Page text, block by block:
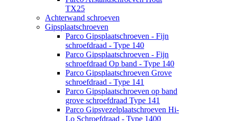
TX25
Achterwand schroeven
Gipsplaatschroeven
Parco Gipsplaatschroeven - Fijn
schroefdraad - Type 140
Parco Gipsplaatschroeven - Fijn
schroefdraad Op band - Type 140
Parco Gipsplaatschroeven Grove
schroefdraad - Type 141
Parco Gipsplaatschroeven op band
grove schroefdraad Type 141
Parco Gipsvezelplaatschroeven Hi-
Lo Schroefdraad - Type 1400